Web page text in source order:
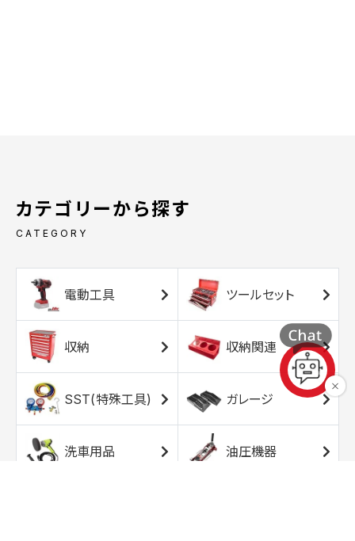
カテゴリーから探す
CATEGORY
電動工具 ツールセット
収納 収納関連
SST(特殊工具) ガレージ
洗車用品 油圧機器